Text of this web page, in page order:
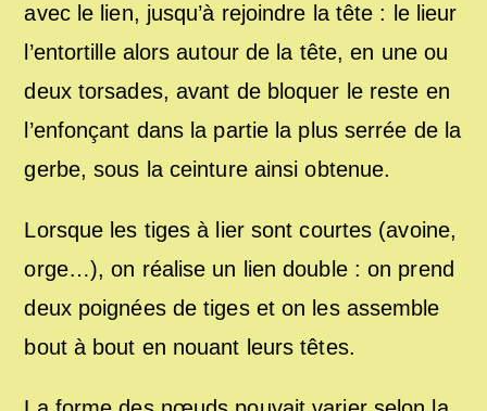
avec le lien, jusqu’à rejoindre la tête : le lieur
l’entortille alors autour de la tête, en une ou
deux torsades, avant de bloquer le reste en
l’enfonçant dans la partie la plus serrée de la
gerbe, sous la ceinture ainsi obtenue.
Lorsque les tiges à lier sont courtes (avoine,
orge…), on réalise un lien double : on prend
deux poignées de tiges et on les assemble
bout à bout en nouant leurs têtes.